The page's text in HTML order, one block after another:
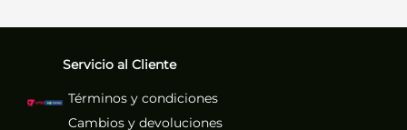
Servicio al Cliente
Términos y condiciones
Cambios y devoluciones